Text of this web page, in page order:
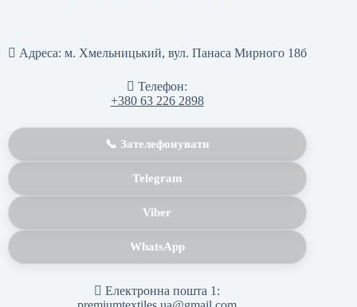
Адреса: м. Хмельницький, вул. Панаса Мирного 18б
Телефон:
+380 63 226 2898
📞 Зателефонувати
Telegram
Viber
WhatsApp
Електронна пошта 1: